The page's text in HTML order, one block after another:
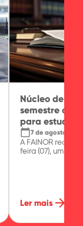
Núcleo de
semestre
para
calendar_today 7 de agosto de
A FAINOR
feira (07), um
Ler mais arrow_forward